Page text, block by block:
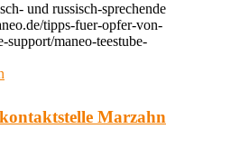
und russisch-sprechende
tipps-fuer-opfer-von-
support/maneo-teestube-
Marzahn